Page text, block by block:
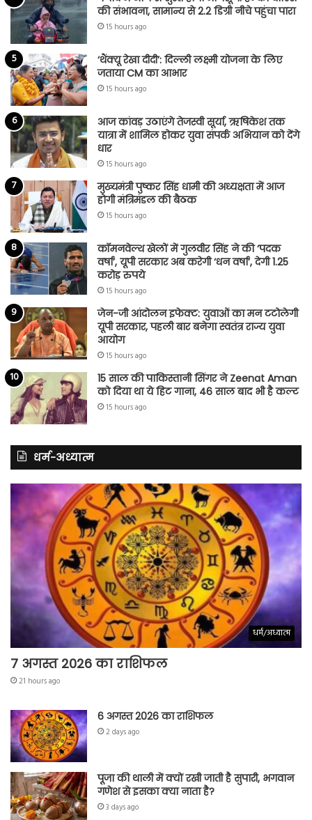
की संभावना, सामान्य से 2.2 डिग्री नीचे पहुंचा पारा
15 hours ago
‘थैंक्यू रेखा दीदी’: दिल्ली लक्ष्मी योजना के लिए
जताया CM का आभार
15 hours ago
आज कांवड़ उठाएंगे तेजस्वी सूर्या, ऋषिकेश तक
यात्रा में शामिल होकर युवा संपर्क अभियान को देंगे
धार
15 hours ago
मुख्यमंत्री पुष्कर सिंह धामी की अध्यक्षता में आज
होगी मंत्रिमंडल की बैठक
15 hours ago
कॉमनवेल्थ खेलों में गुलवीर सिंह ने की ‘पदक
वर्षा’, यूपी सरकार अब करेगी ‘धन वर्षा’, देगी 1.25
करोड़ रुपये
15 hours ago
जेन-जी आंदोलन इफेक्ट: युवाओं का मन टटोलेगी
यूपी सरकार, पहली बार बनेगा स्वतंत्र राज्य युवा
आयोग
15 hours ago
15 साल की पाकिस्तानी सिंगर ने Zeenat Aman
को दिया था ये हिट गाना, 46 साल बाद भी है कल्ट
15 hours ago
धर्म-अध्यात्म
धर्म/अध्यात्म
7 अगस्त 2026 का राशिफल
21 hours ago
6 अगस्त 2026 का राशिफल
2 days ago
पूजा की थाली में क्यों रखी जाती है सुपारी, भगवान
गणेश से इसका क्या नाता है?
3 days ago